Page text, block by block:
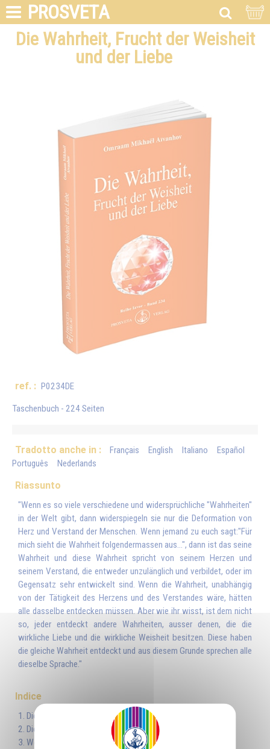
PROSVETA
Die Wahrheit, Frucht der Weisheit
und der Liebe
ref. : P0234DE
Taschenbuch - 224 Seiten
Tradotto anche in : Français English Italiano
Español
Português
Nederlands
Riassunto
"Wenn es so viele verschiedene und widersprüchliche "Wahrheiten"
in der Welt gibt, dann widerspiegeln sie nur die Deformation von
Herz und Verstand der Menschen. Wenn jemand zu euch sagt:"Für
mich sieht die Wahrheit folgendermassen aus...", dann ist das seine
Wahrheit und diese Wahrheit spricht von seinem Herzen und
seinem Verstand, die entweder unzulänglich und verbildet, oder im
Gegensatz sehr entwickelt sind. Wenn die Wahrheit, unabhängig
von der Tätigkeit des Herzens und des Verstandes wäre, hätten
alle dasselbe entdecken müssen. Aber wie ihr wisst, ist dem nicht
so, jeder entdeckt andere Wahrheiten, ausser denen, die die
wirkliche Liebe und die wirkliche Weisheit besitzen. Diese haben
die gleiche Wahrheit entdeckt und aus diesem Grunde sprechen alle
dieselbe Sprache."
Indice
1. Die Suche nach der Wahrheit
2. Die Wahrheit, Kind der Weisheit und der Liebe
3. Weisheit und Liebe oder Licht und Wärme